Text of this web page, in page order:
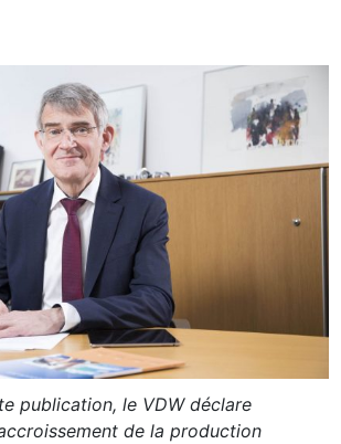
publication, le VDW déclare
de la production